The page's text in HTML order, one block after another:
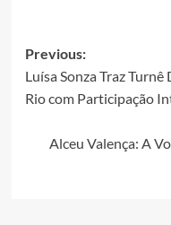
Post
navigation
Previous:
Luísa Sonza Traz Turnê
Rio com Participação
Alceu Valença: A